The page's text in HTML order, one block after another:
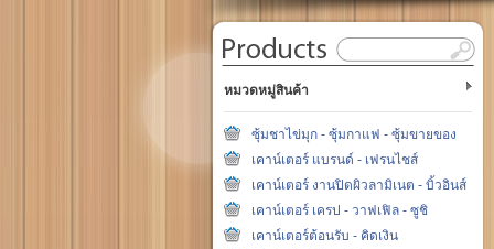
หมวดหมู่สินค้า
ซุ้มชาไข่มุก - ซุ้มกาแฟ - ซุ้มขายของ
เคาน์เตอร์ แบรนด์ - เฟรนไชส์
เคาน์เตอร์ งานปิดผิวลามิเนต - บิ้วอินส์
เคาน์เตอร์ เครป - วาฟเฟิล - ซูชิ
เคาน์เตอร์ต้อนรับ - คิดเงิน